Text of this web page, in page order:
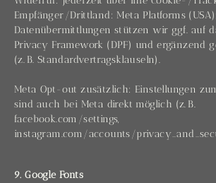
Empfänger/Drittland: Meta Platforms (USA);
Datenübermittlungen stützen wir ggf. auf
Privacy Framework (DPF) und ergänzend
(z. B. Standardvertragsklauseln).
Meta Opt-out zusätzlich: Einstellungen
sind auch bei Meta direkt möglich (z. B.
facebook.com/settings,
instagram.com/accounts/
9. Google Fonts